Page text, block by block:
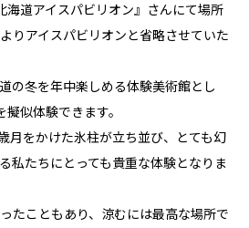
海道アイスパビリオン』さんにて場所
りアイスパビリオンと省略させていた
の冬を年中楽しめる体験美術館とし
似体験できます。
月をかけた氷柱が立ち並び、とても幻
私たちにとっても貴重な体験となりま
たこともあり、涼むには最高な場所で